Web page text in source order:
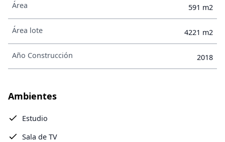
Área 591 m2
Área lote 4221 m2
Año Construcción 2018
Ambientes
Estudio
Sala de TV